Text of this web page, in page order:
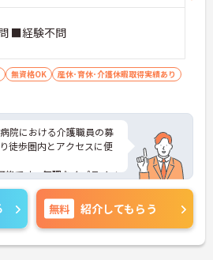
■経験不問
無資格OK
産休･育休･介護休暇取得実績あり
院における介護職員の募
徒歩圏内とアクセスに便
能です。無理なくプライベ
務いただけます。患者様
護サービスの提供を行っ
います。
対策ポイントなど、さら
お気軽にご相談くださ
無料 紹介してもらう